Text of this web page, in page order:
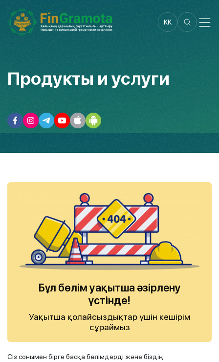
KK
Продукты и услуги
Бұл бөлім уақытша әзірлену
үстінде!
Уақытша қолайсыздықтар үшін кешірім
сұраймыз
Сіз сонымен бірге басқа бөлімдерді және біздің